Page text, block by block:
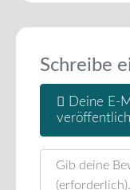
Schreibe
Deine E-
Rezensionstext